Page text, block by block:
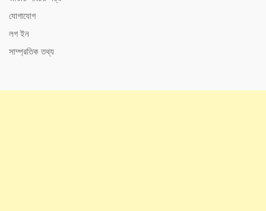
যোগাযোগ
লগ ইন
সাম্প্রতিক তথ্য